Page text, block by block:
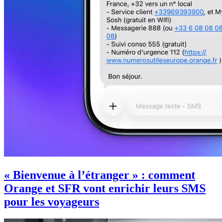
« Bienvenue à l’étranger » : comment
Orange et SFR vont enrichir leurs SMS
pour les voyageurs